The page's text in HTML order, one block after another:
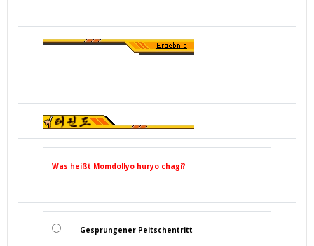
Was heißt Momdollyo huryo chagi?
Gesprungener Peitschentritt